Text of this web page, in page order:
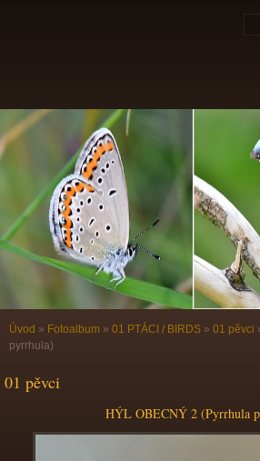
Úvod » Fotoalbum » 01 PTÁCI / BIRDS » 01 pěvci
pyrrhula)
01 pěvci
HÝL OBECNÝ 2 (Pyrrhula